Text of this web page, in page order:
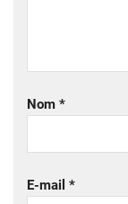
Nom *
E-mail *